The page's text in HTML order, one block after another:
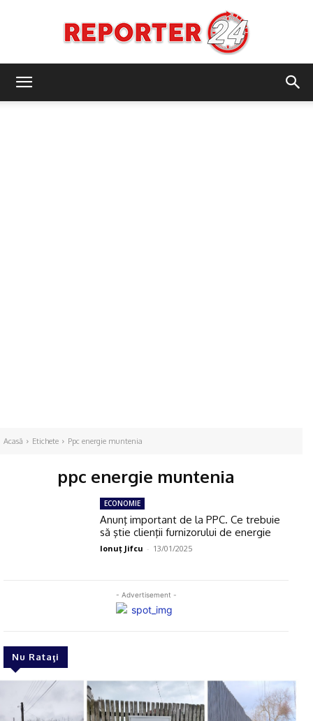
Acasă Etichete Ppc energie muntenia
ppc energie muntenia
- Advertisement -
Nu Rataţi
ECONOMIE
Anunţ important de la PPC. Ce trebuie
să ştie clienţii furnizorului de energie
Ionuţ Jifcu - 13/01/2025